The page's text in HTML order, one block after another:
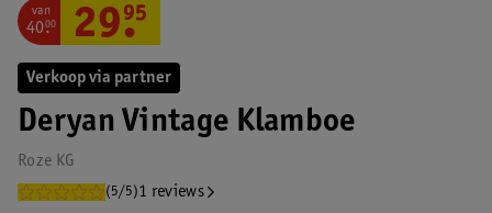
Verkoop via partner
Deryan Vintage Klamboe
Roze KG
(5/5)1 reviews
van
40.
00 29.
95